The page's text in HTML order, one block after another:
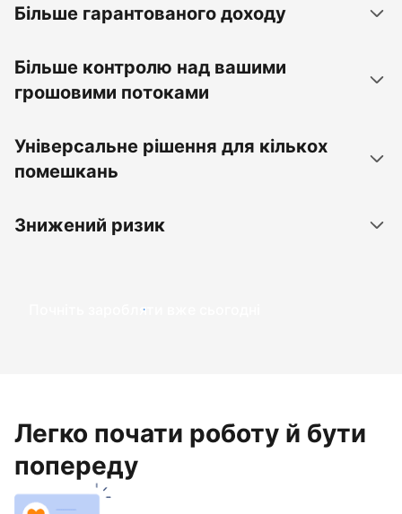
Більше гарантованого доходу
Більше контролю над вашими
грошовими потоками
Універсальне рішення для кількох
помешкань
Знижений ризик
Почніть заробляти вже сьогодні
Легко почати роботу й бути
попереду